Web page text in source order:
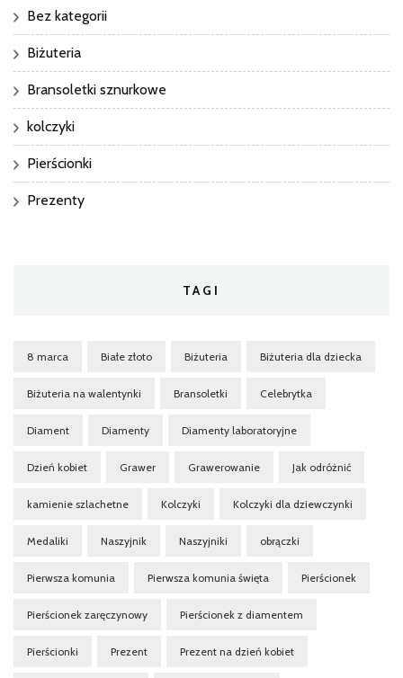
Bez kategorii
Biżuteria
Bransoletki sznurkowe
kolczyki
Pierścionki
Prezenty
TAGI
8 marca Białe złoto Biżuteria Biżuteria dla dziecka
Biżuteria na walentynki Bransoletki Celebrytka
Diament Diamenty Diamenty laboratoryjne
Dzień kobiet Grawer Grawerowanie Jak odróżnić
kamienie szlachetne Kolczyki Kolczyki dla dziewczynki
Medaliki Naszyjnik Naszyjniki obrączki
Pierwsza komunia Pierwsza komunia święta Pierścionek
Pierścionek zaręczynowy Pierścionek z diamentem
Pierścionki Prezent Prezent na dzień kobiet